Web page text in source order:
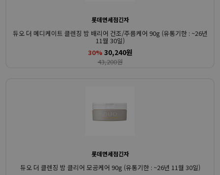
롯데면세점긴자
듀오 더 메디케이트 클렌징 밤 배리어 건조/주름케어 90g (유통기한 : ~26년
11월 30일)
30% 30,240원
43,200원
롯데면세점긴자
듀오 더 클렌징 밤 클리어 모공케어 90g (유통기한 : ~26년 11월 30일)